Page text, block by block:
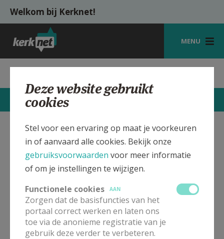
Overslaan en naar de inhoud gaan
Welkom bij Kerknet!
MENU
STARTPAGINA
KERK
VIERINGEN
SHOP
ZOEKEN
HULP
MIJN PAROCHIE
AANMELDEN OF REGISTREREN
STARTPAGINA
Verbergen
St.-Dimpna Parochiekerk Geel
Bekijk de details voor de weekendvieringen die doorgaan
kerken in de buurt.
ALLE DETAILS TONEN
Deze website gebruikt
cookies
Stel voor een ervaring op maat je voorkeuren
in of aanvaard alle cookies. Bekijk onze
gebruiksvoorwaarden voor meer informatie
of om je instellingen te wijzigen.
Functionele cookies
AAN
Zorgen dat de basisfuncties van het
portaal correct werken en laten ons
toe via de anonieme registratie van je
gebruik deze verder te verbeteren.